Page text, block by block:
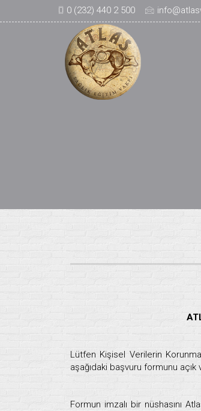
0 (232) 440 2 500
Lütfen Kişisel Verilerin
aşağıdaki başvuru formunu
Formun imzalı bir nüshasını